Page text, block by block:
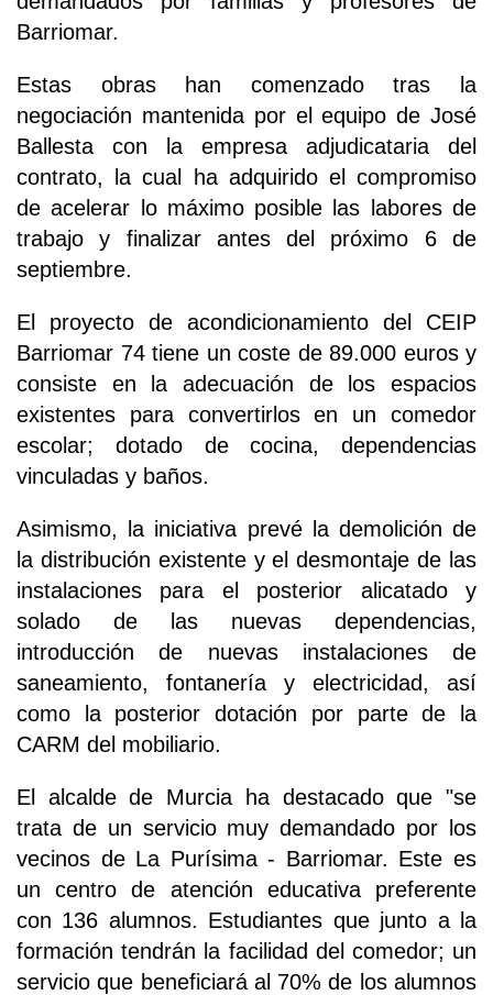
Barriomar.
Estas obras han comenzado tras la
negociación mantenida por el equipo de José
Ballesta con la empresa adjudicataria del
contrato, la cual ha adquirido el compromiso
de acelerar lo máximo posible las labores de
trabajo y finalizar antes del próximo 6 de
septiembre.
El proyecto de acondicionamiento del CEIP
Barriomar 74 tiene un coste de 89.000 euros y
consiste en la adecuación de los espacios
existentes para convertirlos en un comedor
escolar; dotado de cocina, dependencias
vinculadas y baños.
Asimismo, la iniciativa prevé la demolición de
la distribución existente y el desmontaje de las
instalaciones para el posterior alicatado y
solado de las nuevas dependencias,
introducción de nuevas instalaciones de
saneamiento, fontanería y electricidad, así
como la posterior dotación por parte de la
CARM del mobiliario.
El alcalde de Murcia ha destacado que "se
trata de un servicio muy demandado por los
vecinos de La Purísima - Barriomar. Este es
un centro de atención educativa preferente
con 136 alumnos. Estudiantes que junto a la
formación tendrán la facilidad del comedor; un
servicio que beneficiará al 70% de los alumnos